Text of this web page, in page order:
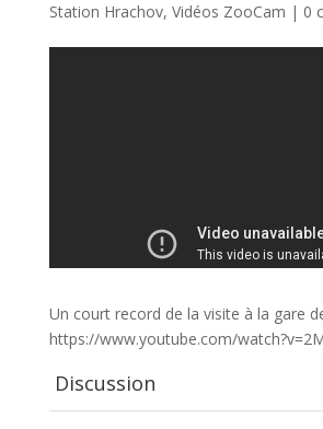
Station Hrachov, Vidéos ZooCam | 0
Un court record de la visite à la gare
https://www.youtube.com/
Discussion